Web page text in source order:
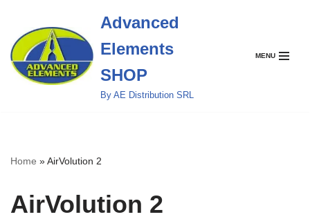
Aller
au
contenu
Advanced
Elements
SHOP
By AE Distribution SRL
MENU
Home »AirVolution 2
AirVolution 2